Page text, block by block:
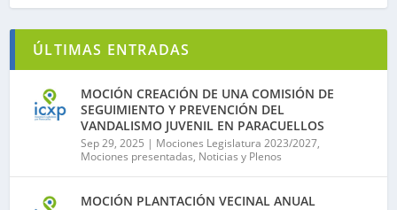
ÚLTIMAS ENTRADAS
MOCIÓN CREACIÓN DE UNA COMISIÓN DE
SEGUIMIENTO Y PREVENCIÓN DEL
VANDALISMO JUVENIL EN PARACUELLOS
Sep 29, 2025 | Mociones Legislatura 2023/2027,
Mociones presentadas, Noticias y Plenos
MOCIÓN PLANTACIÓN VECINAL ANUAL